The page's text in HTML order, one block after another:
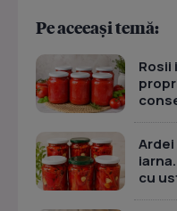
Pe aceeași temă:
Rosii
cu